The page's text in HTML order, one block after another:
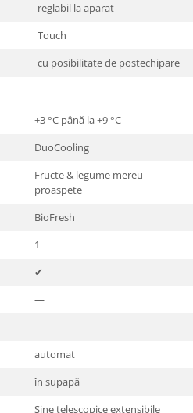
reglabil la aparat
Touch
cu posibilitate de postechipare
+3 °C până la +9 °C
DuoCooling
Fructe & legume mereu
proaspete
BioFresh
1
✔
—
—
automat
în supapă
Şine telescopice extensibile